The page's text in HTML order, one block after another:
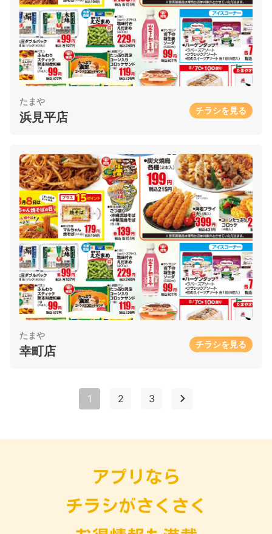
たまや
浜見平店 チラシを見る
たまや
幸町店 チラシを見る
1 2 3